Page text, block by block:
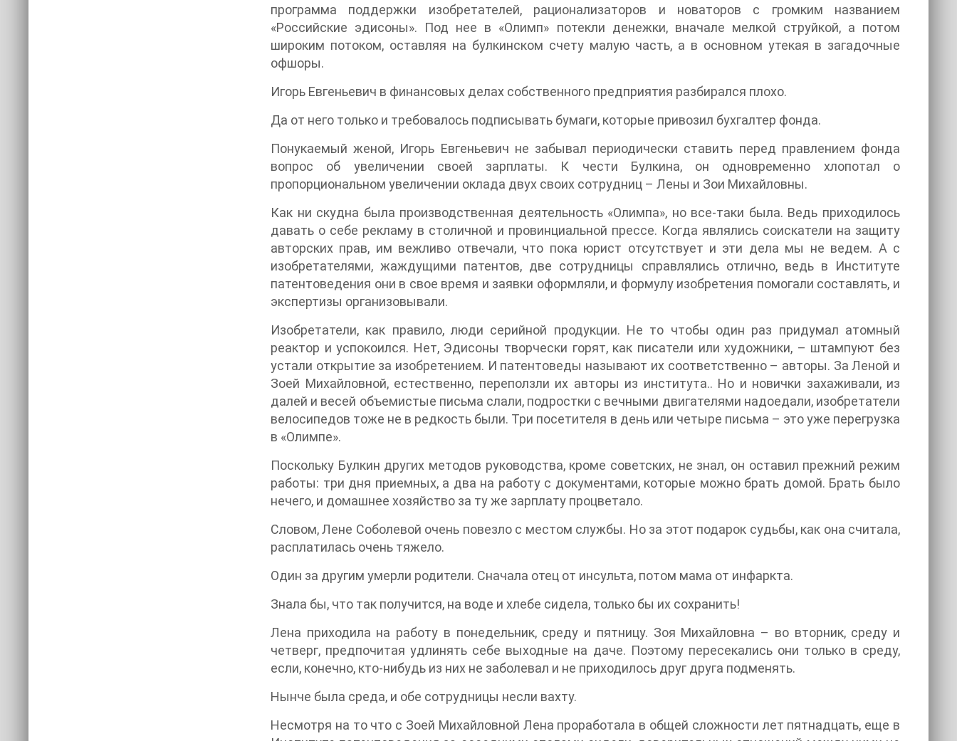
программа поддержки изобретателей, рационализаторов и новаторов с громким названием
«Российские эдисоны». Под нее в «Олимп» потекли денежки, вначале мелкой струйкой, а потом
широким потоком, оставляя на булкинском счету малую часть, а в основном утекая в загадочные
офшоры.
Игорь Евгеньевич в финансовых делах собственного предприятия разбирался плохо.
Да от него только и требовалось подписывать бумаги, которые привозил бухгалтер фонда.
Понукаемый женой, Игорь Евгеньевич не забывал периодически ставить перед правлением фонда
вопрос об увеличении своей зарплаты. К чести Булкина, он одновременно хлопотал о
пропорциональном увеличении оклада двух своих сотрудниц – Лены и Зои Михайловны.
Как ни скудна была производственная деятельность «Олимпа», но все-таки была. Ведь приходилось
давать о себе рекламу в столичной и провинциальной прессе. Когда являлись соискатели на защиту
авторских прав, им вежливо отвечали, что пока юрист отсутствует и эти дела мы не ведем. А с
изобретателями, жаждущими патентов, две сотрудницы справлялись отлично, ведь в Институте
патентоведения они в свое время и заявки оформляли, и формулу изобретения помогали составлять, и
экспертизы организовывали.
Изобретатели, как правило, люди серийной продукции. Не то чтобы один раз придумал атомный
реактор и успокоился. Нет, Эдисоны творчески горят, как писатели или художники, – штампуют без
устали открытие за изобретением. И патентоведы называют их соответственно – авторы. За Леной и
Зоей Михайловной, естественно, переползли их авторы из института.. Но и новички захаживали, из
далей и весей объемистые письма слали, подростки с вечными двигателями надоедали, изобретатели
велосипедов тоже не в редкость были. Три посетителя в день или четыре письма – это уже перегрузка
в «Олимпе».
Поскольку Булкин других методов руководства, кроме советских, не знал, он оставил прежний режим
работы: три дня приемных, а два на работу с документами, которые можно брать домой. Брать было
нечего, и домашнее хозяйство за ту же зарплату процветало.
Словом, Лене Соболевой очень повезло с местом службы. Но за этот подарок судьбы, как она считала,
расплатилась очень тяжело.
Один за другим умерли родители. Сначала отец от инсульта, потом мама от инфаркта.
Знала бы, что так получится, на воде и хлебе сидела, только бы их сохранить!
Лена приходила на работу в понедельник, среду и пятницу. Зоя Михайловна – во вторник, среду и
четверг, предпочитая удлинять себе выходные на даче. Поэтому пересекались они только в среду,
если, конечно, кто-нибудь из них не заболевал и не приходилось друг друга подменять.
Нынче была среда, и обе сотрудницы несли вахту.
Несмотря на то что с Зоей Михайловной Лена проработала в общей сложности лет пятнадцать, еще в